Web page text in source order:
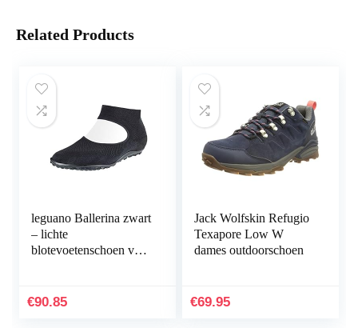
Related Products
leguano Ballerina zwart
– lichte
blotevoetenschoen voor
€90.85
Jack Wolfskin Refugio
Texapore Low W
dames outdoorschoen
€69.95